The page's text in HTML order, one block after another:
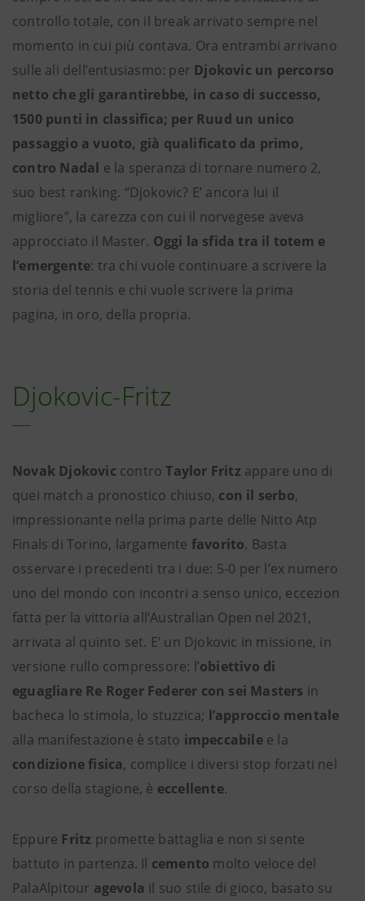
controllo totale, con il break arrivato sempre nel
momento in cui più contava. Ora entrambi arrivano
sulle ali dell’entusiasmo: per Djokovic un percorso
netto che gli garantirebbe, in caso di successo,
1500 punti in classifica; per Ruud un unico
passaggio a vuoto, già qualificato da primo,
contro Nadal e la speranza di tornare numero 2,
suo best ranking. “Djokovic? E’ ancora lui il
migliore”, la carezza con cui il norvegese aveva
approcciato il Master. Oggi la sfida tra il totem e
l’emergente: tra chi vuole continuare a scrivere la
storia del tennis e chi vuole scrivere la prima
pagina, in oro, della propria.
Djokovic-Fritz
Novak Djokovic controTaylor Fritz appare uno di
quei match a pronostico chiuso, con il serbo,
impressionante nella prima parte delle Nitto Atp
Finals di Torino, largamente favorito. Basta
osservare i precedenti tra i due: 5-0 per l’ex numero
uno del mondo con incontri a senso unico, eccezion
fatta per la vittoria all’Australian Open nel 2021,
arrivata al quinto set. E’ un Djokovic in missione, in
versione rullo compressore: l’obiettivo di
eguagliare Re Roger Federer con sei Masters in
bacheca lo stimola, lo stuzzica; l’approccio mentale
alla manifestazione è stato impeccabile e la
condizione fisica, complice i diversi stop forzati nel
corso della stagione, è eccellente.
Eppure Fritz promette battaglia e non si sente
battuto in partenza. Il cemento molto veloce del
PalaAlpitour agevola il suo stile di gioco, basato su